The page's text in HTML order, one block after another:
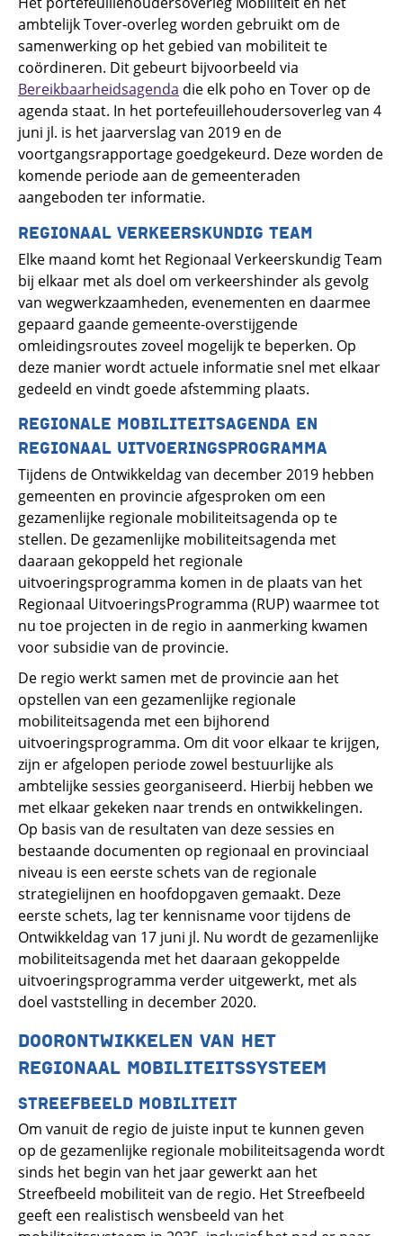
ambtelijk Tover-overleg worden gebruikt om de
samenwerking op het gebied van mobiliteit te
coördineren. Dit gebeurt bijvoorbeeld via
Bereikbaarheidsagenda die elk poho en Tover op de
agenda staat. In het portefeuillehoudersoverleg van 4
juni jl. is het jaarverslag van 2019 en de
voortgangsrapportage goedgekeurd. Deze worden de
komende periode aan de gemeenteraden
aangeboden ter informatie.
REGIONAAL VERKEERSKUNDIG TEAM
Elke maand komt het Regionaal Verkeerskundig Team
bij elkaar met als doel om verkeershinder als gevolg
van wegwerkzaamheden, evenementen en daarmee
gepaard gaande gemeente-overstijgende
omleidingsroutes zoveel mogelijk te beperken. Op
deze manier wordt actuele informatie snel met elkaar
gedeeld en vindt goede afstemming plaats.
REGIONALE MOBILITEITSAGENDA EN
REGIONAAL UITVOERINGSPROGRAMMA
Tijdens de Ontwikkeldag van december 2019 hebben
gemeenten en provincie afgesproken om een
gezamenlijke regionale mobiliteitsagenda op te
stellen. De gezamenlijke mobiliteitsagenda met
daaraan gekoppeld het regionale
uitvoeringsprogramma komen in de plaats van het
Regionaal UitvoeringsProgramma (RUP) waarmee tot
nu toe projecten in de regio in aanmerking kwamen
voor subsidie van de provincie.
De regio werkt samen met de provincie aan het
opstellen van een gezamenlijke regionale
mobiliteitsagenda met een bijhorend
uitvoeringsprogramma. Om dit voor elkaar te krijgen,
zijn er afgelopen periode zowel bestuurlijke als
ambtelijke sessies georganiseerd. Hierbij hebben we
met elkaar gekeken naar trends en ontwikkelingen.
Op basis van de resultaten van deze sessies en
bestaande documenten op regionaal en provinciaal
niveau is een eerste schets van de regionale
strategielijnen en hoofdopgaven gemaakt. Deze
eerste schets, lag ter kennisname voor tijdens de
Ontwikkeldag van 17 juni jl. Nu wordt de gezamenlijke
mobiliteitsagenda met het daaraan gekoppelde
uitvoeringsprogramma verder uitgewerkt, met als
doel vaststelling in december 2020.
DOORONTWIKKELEN VAN HET
REGIONAAL MOBILITEITSSYSTEEM
STREEFBEELD MOBILITEIT
Om vanuit de regio de juiste input te kunnen geven
op de gezamenlijke regionale mobiliteitsagenda wordt
sinds het begin van het jaar gewerkt aan het
Streefbeeld mobiliteit van de regio. Het Streefbeeld
geeft een realistisch wensbeeld van het